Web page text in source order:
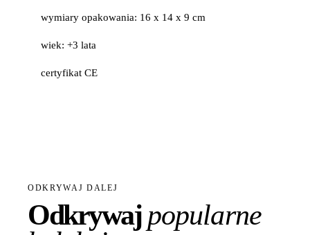
wymiary opakowania: 16 x 14 x 9 cm
wiek: +3 lata
certyfikat CE
ODKRYWAJ DALEJ
Odkrywajpopularne